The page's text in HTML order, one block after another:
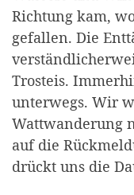
Richtung kam,
gefallen. Die
Trosteis.
unterwegs. Wir
Wattwanderung
auf die
drückt uns die